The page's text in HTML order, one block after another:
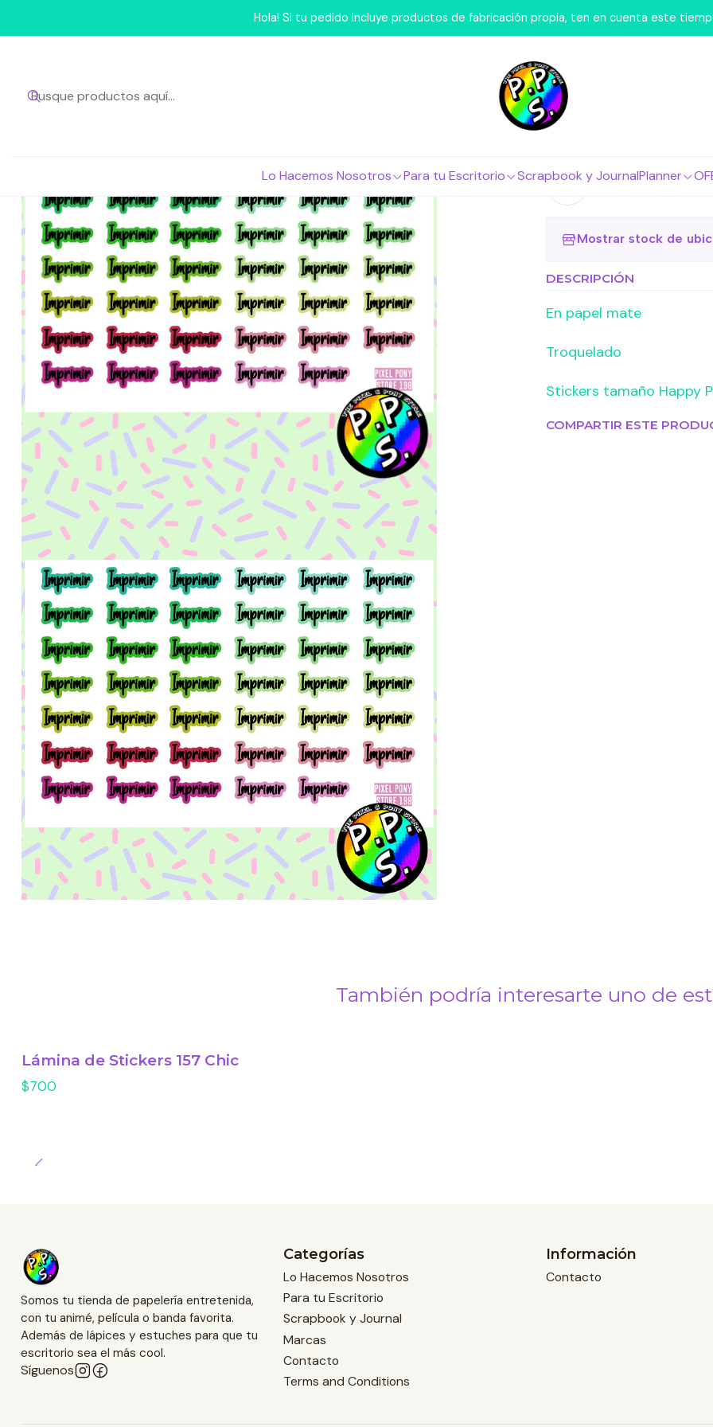
Lo Hacemos Nosotros Para tu Escritorio Scrapbook y JournalPlanner
Hola! Si tu pedido incluye productos de fabricación propia, ten en cuenta este
Inicio Lo Hacemos Nosotros Láminas de Stickers Letras y Palabras Lámina de
|
Lámina de
Agregar a la lista
Mostrar stock de
DESCRIPCIÓN
En papel mate
Troquelado
Stickers tamaño Happy
COMPARTIR ESTE
También podría interesarte uno de
Lámina de Stickers 157 Chic
$700
Somos tu tienda de papelería entretenida,
con tu animé, película o banda favorita.
Además de lápices y estuches para que tu
escritorio sea el más cool.
Síguenos
Categorías
Lo Hacemos Nosotros
Para tu Escritorio
Scrapbook y Journal
Marcas
Contacto
Terms and Conditions
Información
Contacto